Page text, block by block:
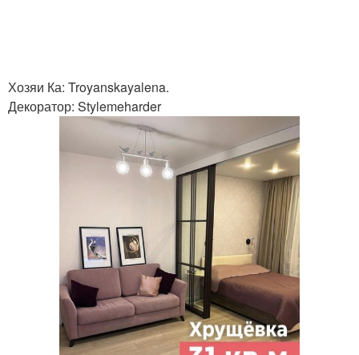
Хозяи Ка: Troyanskayalena.
Декоратор: Stylemeharder